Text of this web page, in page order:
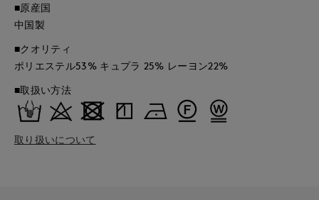
■原産国
中国製
■クオリティ
ポリエステル53% キュプラ 25% レーヨン22%
■取扱い方法
取り扱いについて